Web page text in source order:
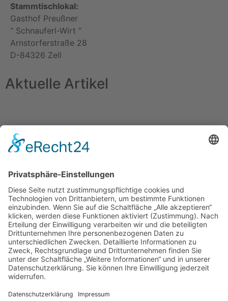
Stammtischlokal:
Gasthof Preußner
“ Schnauferl-Wirt “
Arnstorferstraße 28
D-84326 Zell
Aktuelle Artikel
Impressum
Mitgliederbereich
Umsetzung:DOUBLE-A-DESIGN
Suche